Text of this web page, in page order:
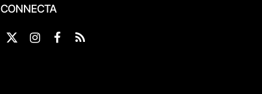
CONNECTA
X
InstagramFacebook
RSS